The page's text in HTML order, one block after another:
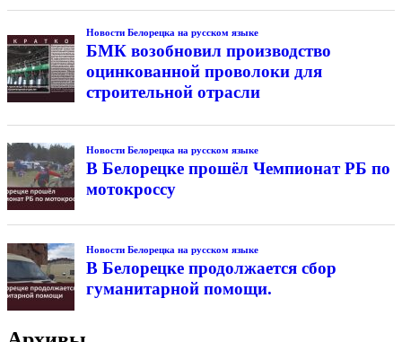
Новости Белорецка на русском языке
БМК возобновил производство
оцинкованной проволоки для
строительной отрасли
Новости Белорецка на русском языке
В Белорецке прошёл Чемпионат РБ по
мотокроссу
Новости Белорецка на русском языке
В Белорецке продолжается сбор
гуманитарной помощи.